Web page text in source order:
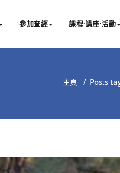
參加查經 課程∙講座∙活動
主頁 / Posts